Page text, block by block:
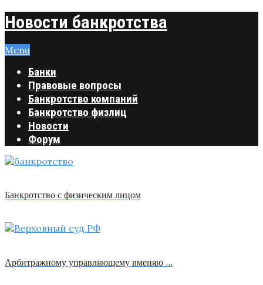
Новости банкротства
Menu
Банки
Правовые вопросы
Банкротство компаний
Банкротство физлиц
Новости
Форум
Банкротство с физическим лицом
Арбитражному управляющему вменяю …